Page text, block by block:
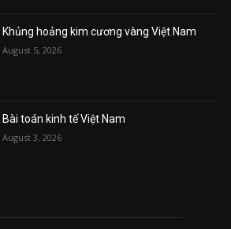
Khủng hoảng kim cương vàng Việt Nam
August 5, 2026
Bài toán kinh tế Việt Nam
August 3, 2026